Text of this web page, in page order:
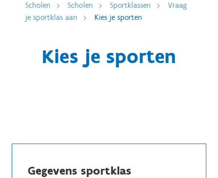
Scholen
Scholen Sportklassen
Vraag
je sportklas aan
Kies je sporten
Kies je sporten
Gegevens sportklas